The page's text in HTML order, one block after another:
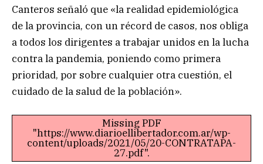
Canteros señaló que «la realidad epidemiológica
de la provincia, con un récord de casos, nos obliga
a todos los dirigentes a trabajar unidos en la lucha
contra la pandemia, poniendo como primera
prioridad, por sobre cualquier otra cuestión, el
cuidado de la salud de la población».
Missing PDF
"https://www.diarioellibertador.com.ar/wp-
content/uploads/2021/05/20-CONTRATAPA-
27.pdf".